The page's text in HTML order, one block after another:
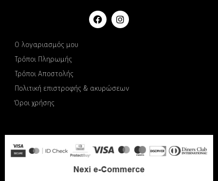
Ο λογαριασμός μου
Τρόποι Πληρωμής
Τρόποι Αποστολής
Πολιτική επιστροφής & ακυρώσεων
Όροι χρήσης